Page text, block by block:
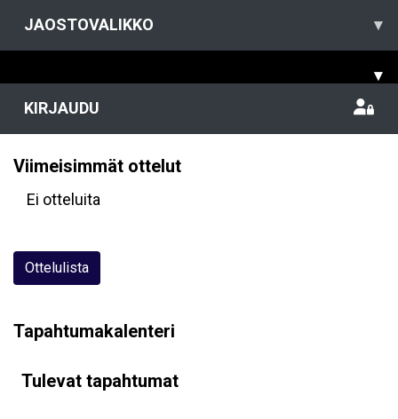
JAOSTOVALIKKO ▾
▾
KIRJAUDU
Viimeisimmät ottelut
Ei otteluita
Ottelulista
Tapahtumakalenteri
Tulevat tapahtumat